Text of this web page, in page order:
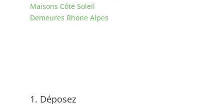
Maisons Côté Soleil
Demeures Rhone Alpes
1. Déposez